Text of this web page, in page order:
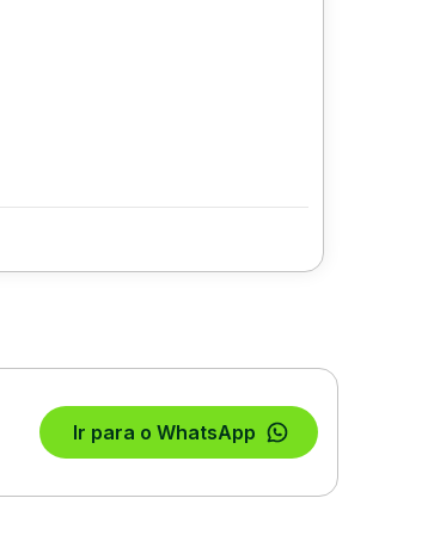
Ir para o WhatsApp